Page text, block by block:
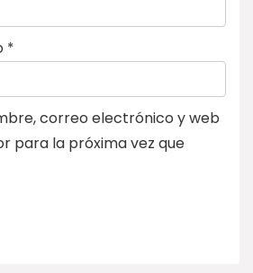
*
correo electrónico y web
para la próxima vez que